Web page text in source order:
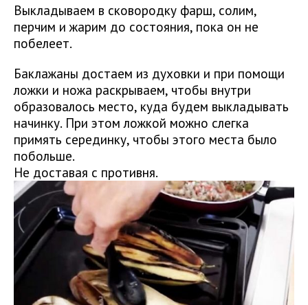
Выкладываем в сковородку фарш, солим,
перчим и жарим до состояния, пока он не
побелеет.
Баклажаны достаем из духовки и при помощи
ложки и ножа раскрываем, чтобы внутри
образовалось место, куда будем выкладывать
начинку. При этом ложкой можно слегка
примять серединку, чтобы этого места было
побольше.
Не доставая с противня.